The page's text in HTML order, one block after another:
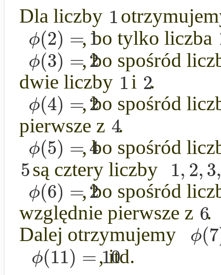
Dla liczby 1
ϕ(2) = 1
, bo tylko liczba
ϕ(3) =2
, bo spośród
dwie liczby 1i 2.
ϕ(4) =2
, bo spośród
pierwsze z 4.
ϕ(5) =4
, bo spośród
5są cztery liczby 1,2,3
ϕ(6) =2
, bo spośród
względnie pierwsze z 6.
Dalej otrzymujemy
ϕ(7
ϕ(11) =10
, itd.